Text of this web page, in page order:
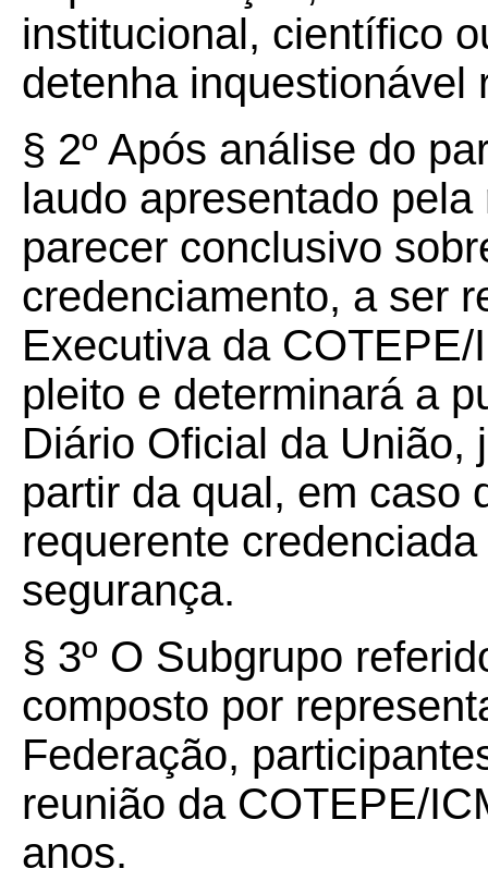
institucional, científico
detenha inquestionável
§ 2º Após análise do
laudo apresentado
parecer conclusivo
credenciamento, a ser
Executiva da
pleito e determinará a
Diário Oficial da União,
partir da qual, em caso
requerente
segurança.
§ 3º O Subgrupo
composto por
Federação,
reunião da COTEPE/
anos.